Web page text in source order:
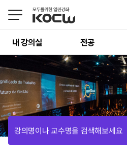
내 강의실 전공
강의명이나 교수명을 검색해보세요